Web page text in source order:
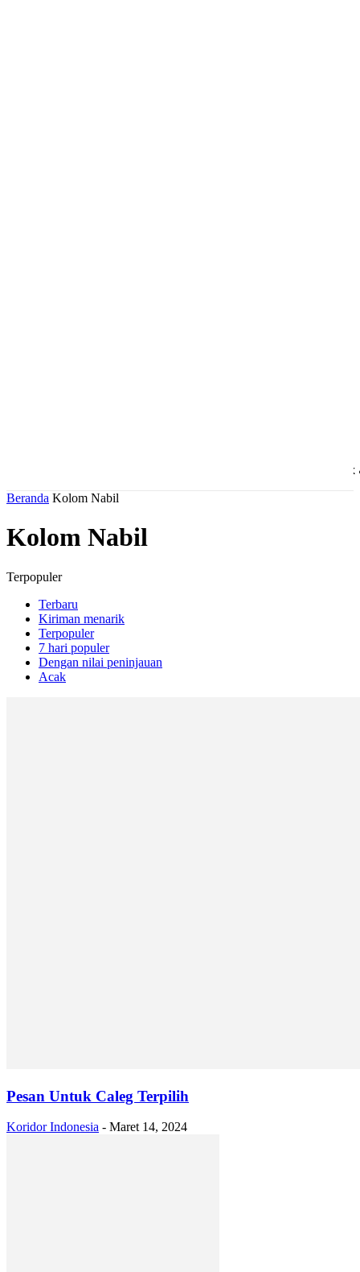
Beranda Kolom Nabil
Kolom Nabil
Terpopuler
Terbaru
Kiriman menarik
Terpopuler
7 hari populer
Dengan nilai peninjauan
Acak
Pesan Untuk Caleg Terpilih
Koridor Indonesia - Maret 14, 2024